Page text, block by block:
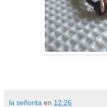
la señorita en 12:26